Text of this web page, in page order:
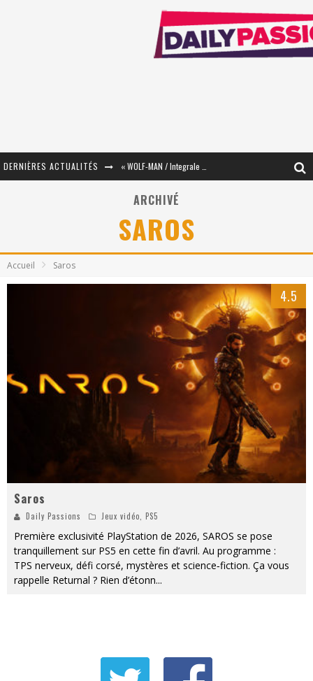
DERNIÈRES ACTUALITÉS
« Le Béton et le Bambou / Propositions pour Mayotte et le Monde. » - Améliorations !
PsyRiver 2026 : la magie revient sur les rives de l’Aar
« MOFUSAND / Parler Japonais » – Des Expressions Pratiques !
« Dr Wertham / L’homme qui étudia les tueurs en série » - Un Métier à Risque !
Assassin's Creed Black Flag Resynced
« Damn Them All » - Un duo de Choc !
Yoshi and the mysterious book
ARCHIVÉ
SAROS
Accueil Saros
4.5
Saros
Daily Passions Jeux vidéo, PS5
Première exclusivité PlayStation de 2026, SAROS se pose
tranquillement sur PS5 en cette fin d’avril. Au programme :
TPS nerveux, défi corsé, mystères et science‑fiction. Ça vous
rappelle Returnal ? Rien d’étonn...